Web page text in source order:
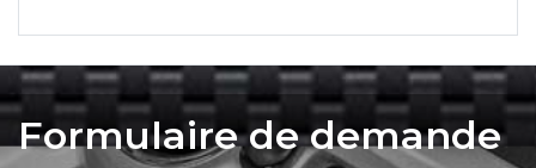
Formulaire de demande